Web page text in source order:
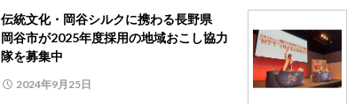
伝統文化・岡谷シルクに携わる長野県
岡谷市が2025年度採用の地域おこし協力
隊を募集中
2024年9月25日